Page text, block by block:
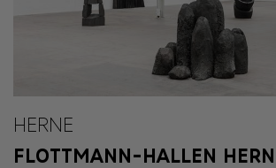
HERNE
FLOTTMANN-HALLEN